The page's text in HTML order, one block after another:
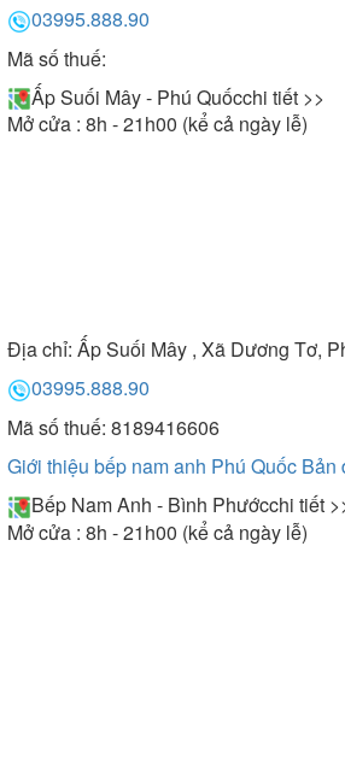
03995.888.90
Mã số thuế:
Ấp Suối Mây - Phú Quốcchi tiết >>
Mở cửa : 8h - 21h00 (kể cả ngày lễ)
Địa chỉ: Ấp Suối Mây , Xã Dương Tơ,
03995.888.90
Mã số thuế: 8189416606
Giới thiệu bếp nam anh Phú Quốc Bản
Bếp Nam Anh - Bình Phướcchi tiết
Mở cửa : 8h - 21h00 (kể cả ngày lễ)